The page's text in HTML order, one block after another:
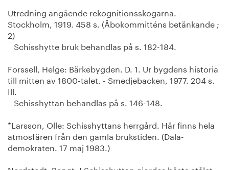
Utredning angående rekognitionsskogarna. -
Stockholm, 1919. 458 s. (Åbokommitténs betänkande ;
2)
Schisshytte bruk behandlas på s. 182-184.
Forssell, Helge: Bärkebygden. D. 1. Ur bygdens historia
till mitten av 1800-talet. - Smedjebacken, 1977. 204 s.
Ill.
Schisshyttan behandlas på s. 146-148.
*Larsson, Olle: Schisshyttans herrgård. Här finns hela
atmosfären från den gamla brukstiden. (Dala-
demokraten. 17 maj 1983.)